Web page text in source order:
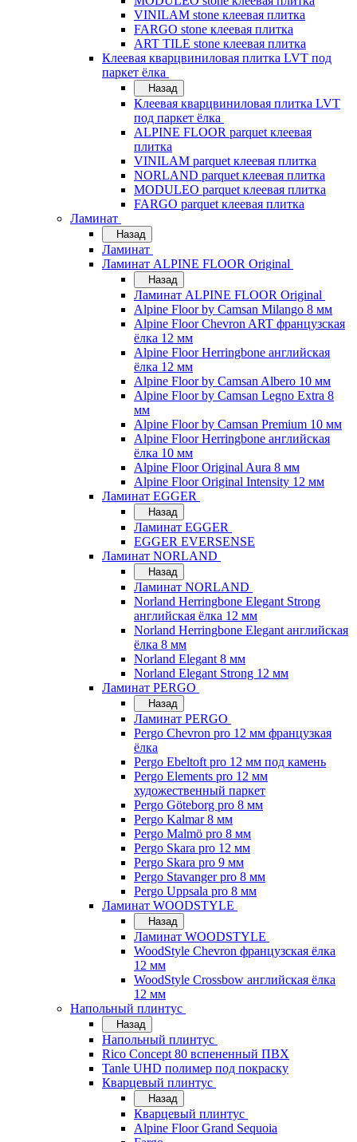
VINILAM stone клеевая плитка
FARGO stone клеевая плитка
ART TILE stone клеевая плитка
Клеевая кварцвиниловая плитка LVT под
паркет ёлка
Назад
Клеевая кварцвиниловая плитка LVT
под паркет ёлка
ALPINE FLOOR parquet клеевая
плитка
VINILAM parquet клеевая плитка
NORLAND parquet клеевая плитка
MODULEO parquet клеевая плитка
FARGO parquet клеевая плитка
Ламинат
Назад
Ламинат
Ламинат ALPINE FLOOR Original
Назад
Ламинат ALPINE FLOOR Original
Alpine Floor by Camsan Milango 8 мм
Alpine Floor Chevron ART французская
ёлка 12 мм
Alpine Floor Herringbone английская
ёлка 12 мм
Alpine Floor by Camsan Albero 10 мм
Alpine Floor by Camsan Legno Extra 8
мм
Alpine Floor by Camsan Premium 10 мм
Alpine Floor Herringbone английская
ёлка 10 мм
Alpine Floor Original Aura 8 мм
Alpine Floor Original Intensity 12 мм
Ламинат EGGER
Назад
Ламинат EGGER
EGGER EVERSENSE
Ламинат NORLAND
Назад
Ламинат NORLAND
Norland Herringbone Elegant Strong
английская ёлка 12 мм
Norland Herringbone Elegant английская
ёлка 8 мм
Norland Elegant 8 мм
Norland Elegant Strong 12 мм
Ламинат PERGO
Назад
Ламинат PERGO
Pergo Chevron pro 12 мм французкая
ёлка
Pergo Ebeltoft pro 12 мм под камень
Pergo Elements pro 12 мм
художественный паркет
Pergo Göteborg pro 8 мм
Pergo Kalmar 8 мм
Pergo Malmö pro 8 мм
Pergo Skara pro 12 мм
Pergo Skara pro 9 мм
Pergo Stavanger pro 8 мм
Pergo Uppsala pro 8 мм
Ламинат WOODSTYLE
Назад
Ламинат WOODSTYLE
WoodStyle Chevron французская ёлка
12 мм
WoodStyle Crossbow английская ёлка
12 мм
Напольный плинтус
Назад
Напольный плинтус
Rico Concept 80 вспененный ПВХ
Tanle UHD полимер под покраску
Кварцевый плинтус
Назад
Кварцевый плинтус
Alpine Floor Grand Sequoia